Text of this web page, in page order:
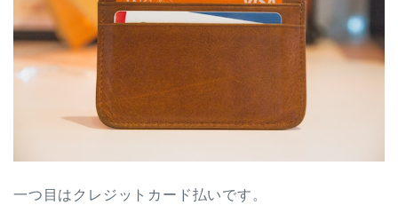
一つ目はクレジットカード払いです。